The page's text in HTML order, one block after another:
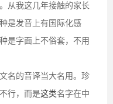
从我这几年接触的家长
是发音上有国际化感
是字面上不俗套，不用
名的音译当大名用。珍
行，而是这类名字在中